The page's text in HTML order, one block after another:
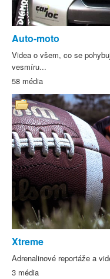
Auto-moto
Videa o všem, co se
vesmíru...
58 média
Xtreme
Adrenalinové reportáže a
3 média